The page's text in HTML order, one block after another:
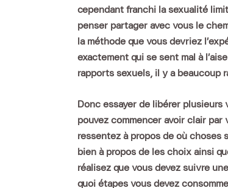
cependant franchi la sexualité
penser partager avec vous le
la méthode que vous devriez
exactement qui se sent mal à
rapports sexuels, il y a beaucoup
Donc essayer de libérer plusieurs
pouvez commencer avoir clair
ressentez à propos de où choses
bien à propos de les choix ainsi
réalisez que vous devez suivre
quoi étapes vous devez